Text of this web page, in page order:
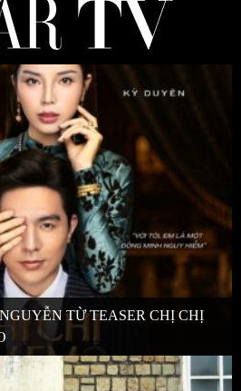
TỪ TEASER CHỊ CHỊ